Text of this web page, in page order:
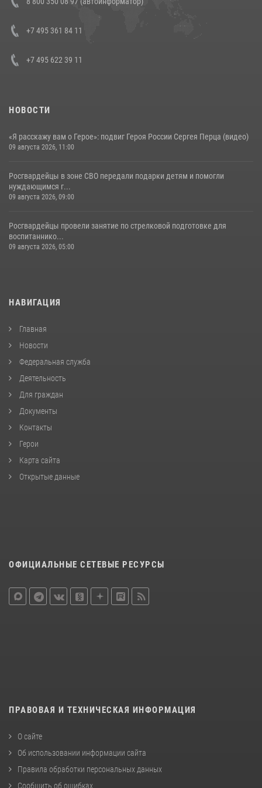
генерала армии Виктора Золотова с заместителем полномочного
представителя Президента Российской Федерации в Северо-
Кавказском федеральном округе Виталием Кузнецовым
+7 495 361 84 11
+7 495 622 39 11
НОВОСТИ
«Я расскажу вам о Герое»: подвиг Героя России Сергея Перца (видео)
09 августа 2026, 11:00
Росгвардейцы в зоне СВО передали подарки детям и помогли
нуждающимся г...
09 августа 2026, 09:00
Росгвардейцы провели занятие по стрелковой подготовке для
воспитаннико...
09 августа 2026, 05:00
НАВИГАЦИЯ
Главная
Новости
Федеральная служба
Деятельность
Для граждан
Документы
Контакты
Герои
Карта сайта
Открытые данные
ОФИЦИАЛЬНЫЕ СЕТЕВЫЕ РЕСУРСЫ
ПРАВОВАЯ И ТЕХНИЧЕСКАЯ ИНФОРМАЦИЯ
О сайте
Об использовании информации сайта
Правила обработки персональных данных
Сообщить об ошибках